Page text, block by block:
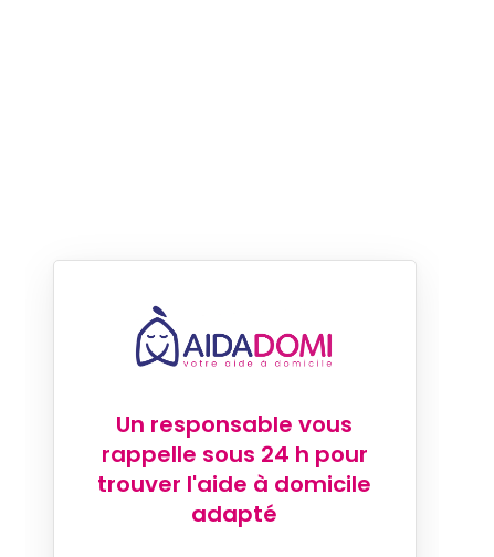
Un responsable vous
rappelle sous 24 h pour
trouver l'aide à domicile
adapté